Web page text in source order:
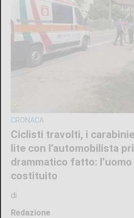
CRONACA
Ciclisti travolti, i
lite con l’automobilista
drammatico fatto:
costituito
di
Redazione